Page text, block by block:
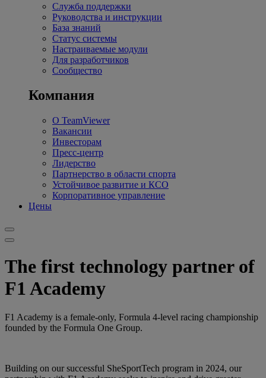
Служба поддержки
Руководства и инструкции
База знаний
Статус системы
Настраиваемые модули
Для разработчиков
Сообщество
Компания
О TeamViewer
Вакансии
Инвесторам
Пресс-центр
Лидерство
Партнерство в области спорта
Устойчивое развитие и КСО
Корпоративное управление
Цены
The first technology partner of
F1 Academy
F1 Academy is a female-only, Formula 4-level racing championship
founded by the Formula One Group.
Building on our successful SheSportTech program in 2024, our